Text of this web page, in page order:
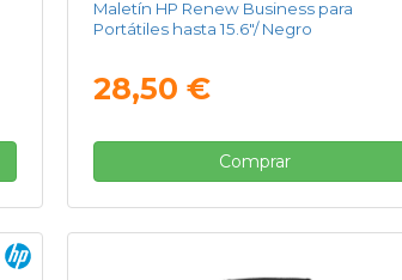
Maletín HP Renew Business para
Portátiles hasta 15.6"/ Negro
28,50 €
Comprar